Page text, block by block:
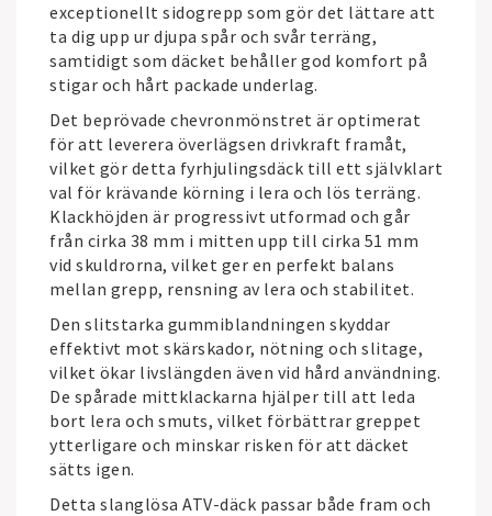
exceptionellt sidogrepp som gör det lättare att
ta dig upp ur djupa spår och svår terräng,
samtidigt som däcket behåller god komfort på
stigar och hårt packade underlag.
Det beprövade chevronmönstret är optimerat
för att leverera överlägsen drivkraft framåt,
vilket gör detta fyrhjulingsdäck till ett självklart
val för krävande körning i lera och lös terräng.
Klackhöjden är progressivt utformad och går
från cirka 38 mm i mitten upp till cirka 51 mm
vid skuldrorna, vilket ger en perfekt balans
mellan grepp, rensning av lera och stabilitet.
Den slitstarka gummiblandningen skyddar
effektivt mot skärskador, nötning och slitage,
vilket ökar livslängden även vid hård användning.
De spårade mittklackarna hjälper till att leda
bort lera och smuts, vilket förbättrar greppet
ytterligare och minskar risken för att däcket
sätts igen.
Detta slanglösa ATV-däck passar både fram och